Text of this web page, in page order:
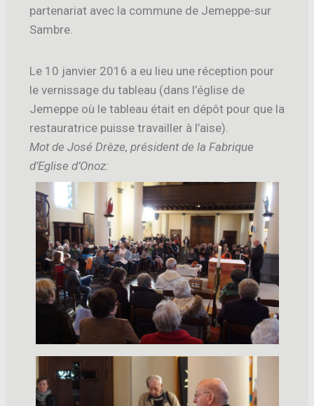
partenariat avec la commune de Jemeppe-sur
Sambre.
Le 10 janvier 2016 a eu lieu une réception pour
le vernissage du tableau (dans l’église de
Jemeppe où le tableau était en dépôt pour que la
restauratrice puisse travailler à l’aise).
Mot de José Drèze, président de la Fabrique
d’Eglise d’Onoz: